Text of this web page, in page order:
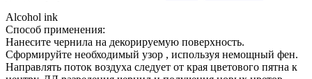
Alcohol ink
Способ применения:
Нанесите чернила на декорируемую поверхность.
Сформируйте необходимый узор , используя немощный фен.
Направлять поток воздуха следует от края цветового пятна к